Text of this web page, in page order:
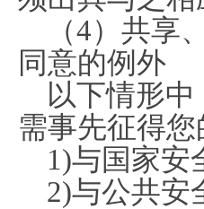
（4）共享
同意的例外
以下情形
需事先征得您
1)与国家安
2)与公共安